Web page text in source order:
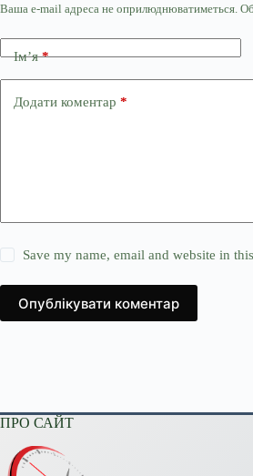
Ваша e-mail адреса не оприлюднюватиметься.
Ім’я*
Додати коментар *
Save my name, email and website in
Опублікувати коментар
ПРО САЙТ